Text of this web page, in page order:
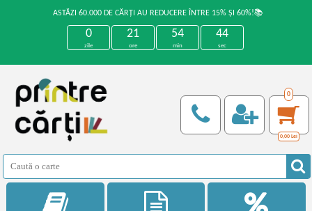
ASTĂZI 60.000 DE CĂRȚI AU REDUCERE ÎNTRE 15% ȘI 60%!📚
0
zile
21
ore
54
min
43
sec
0
0,00 Lei